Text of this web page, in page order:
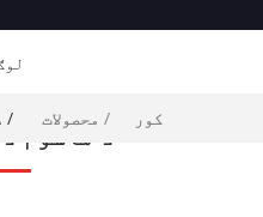
کور محصولات
د ماشوم